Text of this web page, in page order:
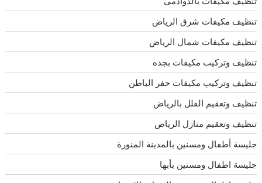
تنظيف مكيفات شرق الرياض
تنظيف مكيفات شمال الرياض
تنظيف وتركيب مكيفات بجده
تنظيف وتركيب مكيفات حفر الباطن
تنظيف وتعقيم الفلل بالرياض
تنظيف وتعقيم منازل الرياض
جليسة أطفال ومسنين بالمدينة المنورة
جليسة اطفال ومسنين بأبها